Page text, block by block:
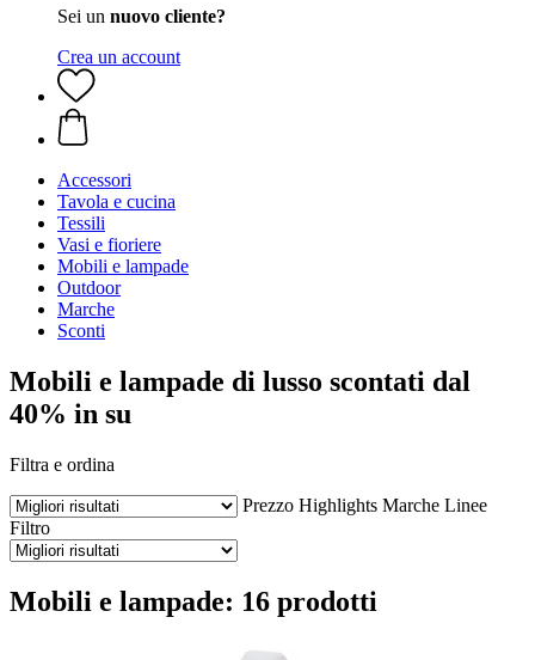
Sei un nuovo cliente?
Crea un account
Accessori
Tavola e cucina
Tessili
Vasi e fioriere
Mobili e lampade
Outdoor
Marche
Sconti
Mobili e lampade di lusso scontati dal
40% in su
Filtra e ordina
Prezzo Highlights Marche Linee
Filtro
Mobili e lampade: 16 prodotti